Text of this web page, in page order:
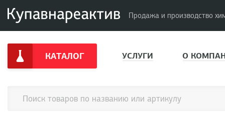
Продажа и производство
КАТАЛОГ УСЛУГИ О